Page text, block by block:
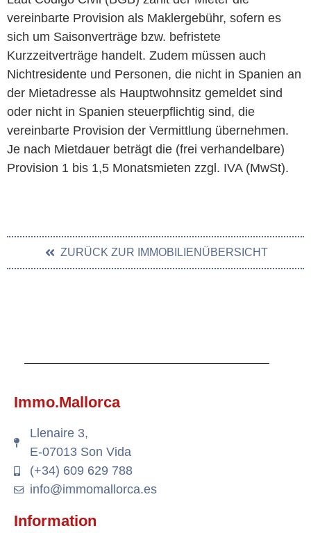
vereinbarte Provision als Maklergebühr, sofern es
sich um Saisonverträge bzw. befristete
Kurzzeitverträge handelt. Zudem müssen auch
Nichtresidente und Personen, die nicht in Spanien an
der Mietadresse als Hauptwohnsitz gemeldet sind
oder nicht in Spanien steuerpflichtig sind, die
vereinbarte Provision der Vermittlung übernehmen.
Je nach Mietdauer beträgt die (frei verhandelbare)
Provision 1 bis 1,5 Monatsmieten zzgl. IVA (MwSt).
ZURÜCK ZUR IMMOBILIENÜBERSICHT
Immo.Mallorca
Llenaire 3,
E-07013 Son Vida
(+34) 609 629 788
info@immomallorca.es
Information